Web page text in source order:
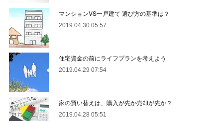
マンションVS一戸建て 選び方の基準は？
2019.04.30 05:57
住宅資金の前にライフプランを考えよう
2019.04.29 07:54
家の買い替えは、購入が先か売却が先か？
2019.04.28 05:51